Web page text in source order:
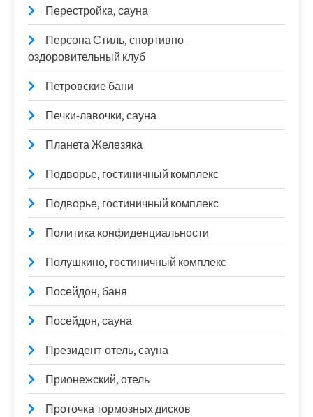
Перестройка, сауна
Персона Стиль, спортивно-
оздоровительный клуб
Петровские бани
Печки-лавочки, сауна
Планета Железяка
Подворье, гостиничный комплекс
Подворье, гостиничный комплекс
Политика конфиденциальности
Полушкино, гостиничный комплекс
Посейдон, баня
Посейдон, сауна
Президент-отель, сауна
Прионежский, отель
Проточка тормозных дисков